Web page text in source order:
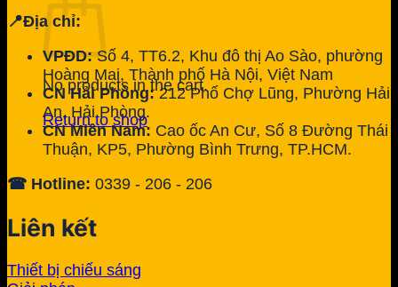
No products in the cart.
Return to shop
📍Địa chỉ:
VPĐD:Số 4, TT6.2, Khu đô thị Ao Sào, phường
Hoàng Mai, Thành phố Hà Nội, Việt Nam
CN Hải Phòng:212 Phố Chợ Lũng, Phường Hải
An, Hải Phòng.
CN Miền Nam: Cao ốc An Cư, Số 8 Đường Thái
Thuận, KP5, Phường Bình Trưng, TP.HCM.
☎ Hotline: 0339 - 206 - 206
Liên kết
Thiết bị chiếu sáng